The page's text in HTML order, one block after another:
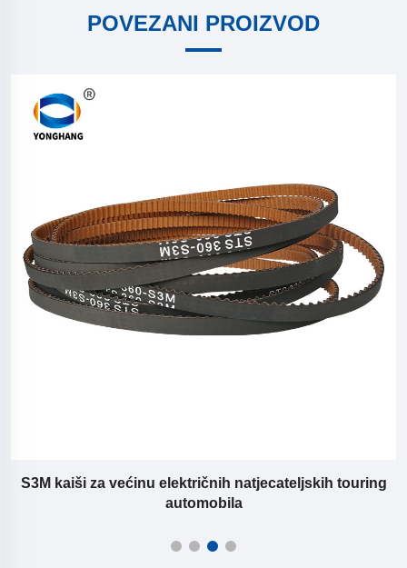
POVEZANI PROIZVOD
S3M kaiši za većinu električnih natjecateljskih touring
automobila